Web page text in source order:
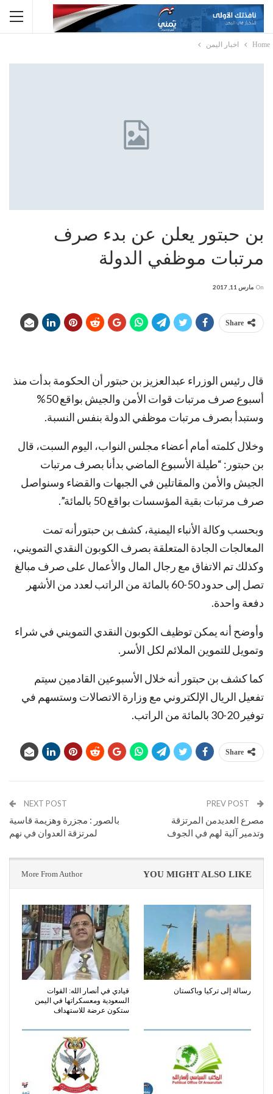
Home اخبار اليمن
بن حبتور يعلن عن بدء صرف
مرتبات موظفي الدولة
On مارس 11, 2017
Share
قال رئيس الوزراء عبدالعزيز بن حبتور أن الحكومة بدأت منذ
أسبوع صرف مرتبات قوات الأمن والجيش بواقع 50%
وستبدأ بصرف مرتبات موظفي الدولة بنفس النسبة.
وخلال كلمته أمام أعضاء مجلس النواب، اليوم السبت، قال
بن حبتور: “طيلة الأسبوع الماضي بدأنا بصرف مرتبات
الجيش والأمن والمقاتلين في الجبهات والقضاء وسنواصل
صرف مرتبات بقية المؤسسات بواقع 50 بالمائة”.
وبحسب وكالة الأنباء اليمنية، كشف بن حبتورأنه تمت
المعالجات الجادة المتعلقة بصرف الكوبون النقدي التمويني،
وكذلك تم الاتفاق مع رجال المال والأعمال على صرف مبالغ
تصل إلى حدود 50-60 بالمائة من الراتب لعدد من الأشهر
دفعة واحدة.
وأوضح أنه يمكن توظيف الكوبون النقدي التمويني في شراء
وتمويل للتموين الملائم لكل الأسر.
كما كشف بن حبتور أنه خلال الأسبوعين القادمين سيتم
تفعيل الريال الإلكتروني مع وزارة الاتصالات وستسهم في
توفير 20-30 بالمائة من الراتب.
Share
مصرع العديدمن المرتزقة
وتدمير آلية لهم في الجوف
NEXT POST
بالصور : مجزرة وهزيمة قاسية
لمرتزقة العدوان في نهم
YOU MIGHT ALSO LIKE
More From Author
رسالة إلى تركيا وباكستان
قيادي في أنصار الله: القوات
السعودية ومعسكراتها في اليمن
ستكون عرضة للاستهداف